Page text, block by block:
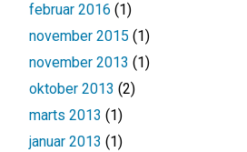
februar 2016 (1)
november 2015 (1)
november 2013 (1)
oktober 2013 (2)
marts 2013 (1)
januar 2013 (1)